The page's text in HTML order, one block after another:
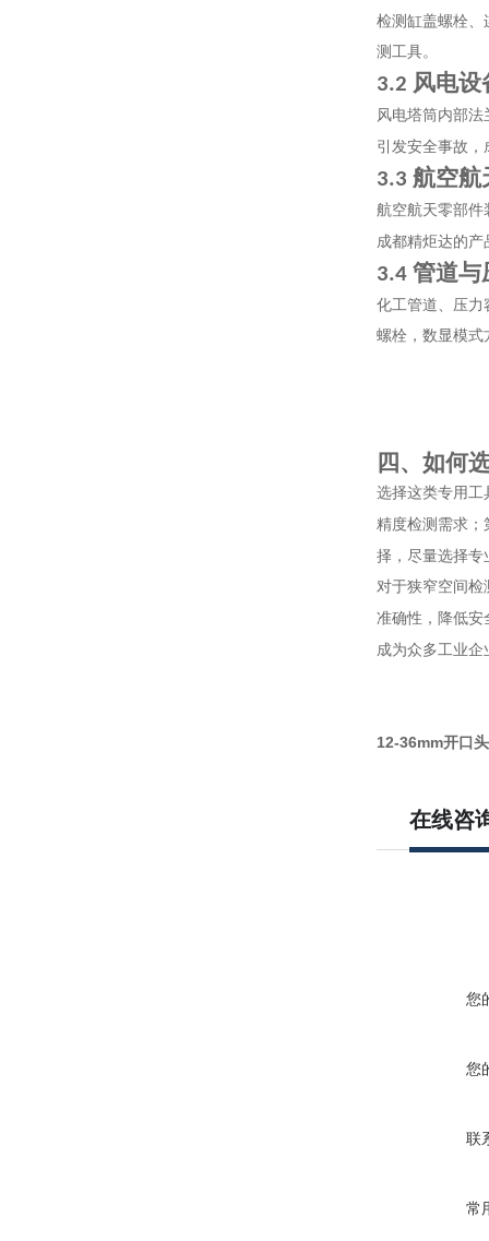
检测缸盖螺栓、
测工具。
3.2 风电设
风电塔筒内部
引发安全事故
3.3 航空航
航空航天零部件
成都精炬达的
3.4 管道与
化工管道、压力
螺栓，数显模式
四、如何
选择这类专用工
精度检测需求；
择，尽量选择专
对于狭窄空间检
准确性，降低安
成为众多工业
12-36mm开口
在线咨
您
您
联
常